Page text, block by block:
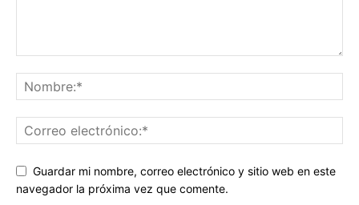
Guardar mi nombre, correo electrónico y sitio web en este
navegador la próxima vez que comente.